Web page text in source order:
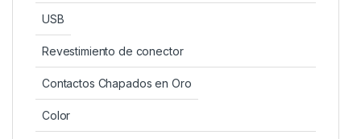
USB
Revestimiento de conector
Contactos Chapados en Oro
Color